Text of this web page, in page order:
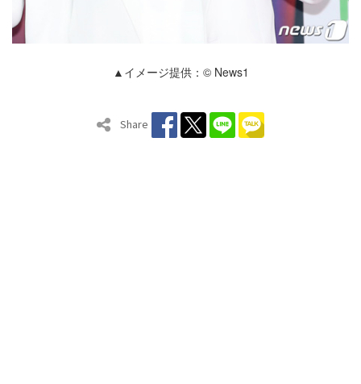
▲イメージ提供：© News1
Share